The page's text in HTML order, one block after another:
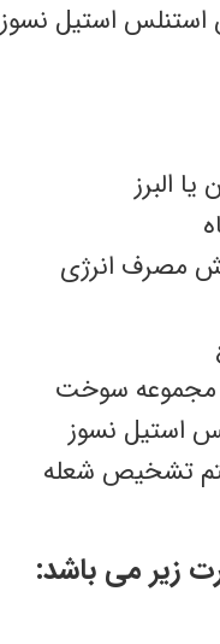
استیل نسوز
مصرف انرژی
مجموعه سوخت
استیل نسوز
تشخیص شعله
زیر می باشد: